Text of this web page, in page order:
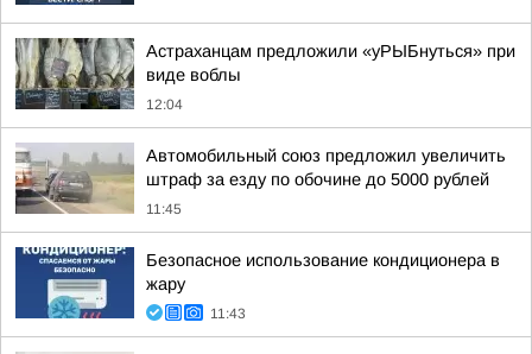
Астраханцам предложили «уРЫБнуться» при
виде воблы
12:04
Автомобильный союз предложил увеличить
штраф за езду по обочине до 5000 рублей
11:45
Безопасное использование кондиционера в
жару
11:43